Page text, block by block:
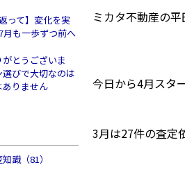
って】変化を実
月も一歩ずつ前へ
とうございま
びで大切なのは
ありません
識（81）
ミカタ不動産の平
今日から4月スタ
3月は27件の査定